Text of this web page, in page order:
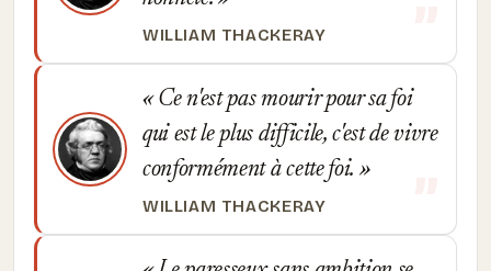
WILLIAM THACKERAY
Ce n'est pas mourir pour sa foi
qui est le plus difficile, c'est de vivre
conformément à cette foi.
WILLIAM THACKERAY